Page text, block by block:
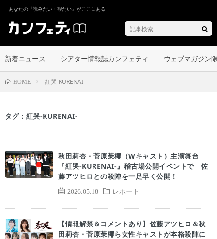
あなたの『読みたい・観たい』がここにある！
新着ニュース シアター情報誌カンフェティ ウェブマガジン
HOME 紅哭-KURENAI-
タグ：紅哭-KURENAI-
2026.05.18 レポート
秋田莉杏・菅原茉椰（Wキャスト）主演舞台
『紅哭-KURENAI-』稽古場公開イベントで 佐
藤アツヒロとの殺陣を一足早く公開！
【情報解禁＆コメントあり】佐藤アツヒロ＆秋
田莉杏・菅原茉椰ら女性キャストが本格殺陣に